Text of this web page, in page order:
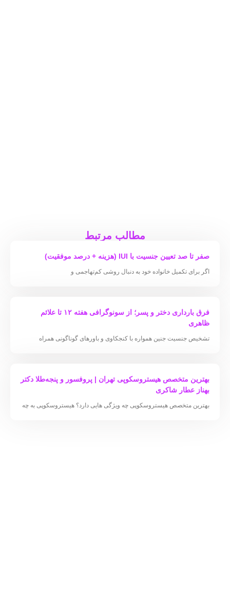
مطالب مرتبط
صفر تا صد تعیین جنسیت با IUI (هزینه + درصد موفقیت)
اگر برای تکمیل خانواده خود به دنبال روشی کم‌تهاجمی و
فرق بارداری دختر و پسر؛ از سونوگرافی هفته ۱۲ تا علائم
ظاهری
تشخیص جنسیت جنین همواره با کنجکاوی و باورهای گوناگونی همراه
بهترین متخصص هیستروسکوپی تهران | پروفسور و پنجه‌طلا دکتر
بهناز عطار شاکری
بهترین متخصص هیستروسکوپی چه ویژگی هایی دارد؟ هیستروسکوپی به چه